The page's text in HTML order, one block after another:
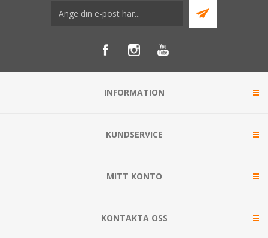
INFORMATION
KUNDSERVICE
MITT KONTO
KONTAKTA OSS